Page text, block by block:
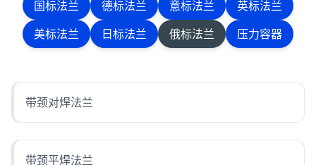
国标法兰 德标法兰 意标法兰
英标法兰
美标法兰
日标法兰 俄标法兰 压力容器
带颈对焊法兰
带颈平焊法兰